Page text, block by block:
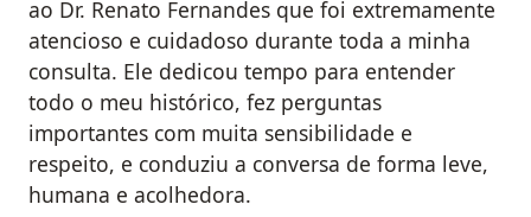
ao Dr. Renato Fernandes que foi extremamente
atencioso e cuidadoso durante toda a minha
consulta. Ele dedicou tempo para entender
todo o meu histórico, fez perguntas
importantes com muita sensibilidade e
respeito, e conduziu a conversa de forma leve,
humana e acolhedora.